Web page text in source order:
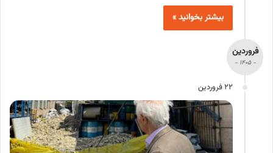
بیشتر بخوانید »
فروردین
- 1405 -
22 فروردین